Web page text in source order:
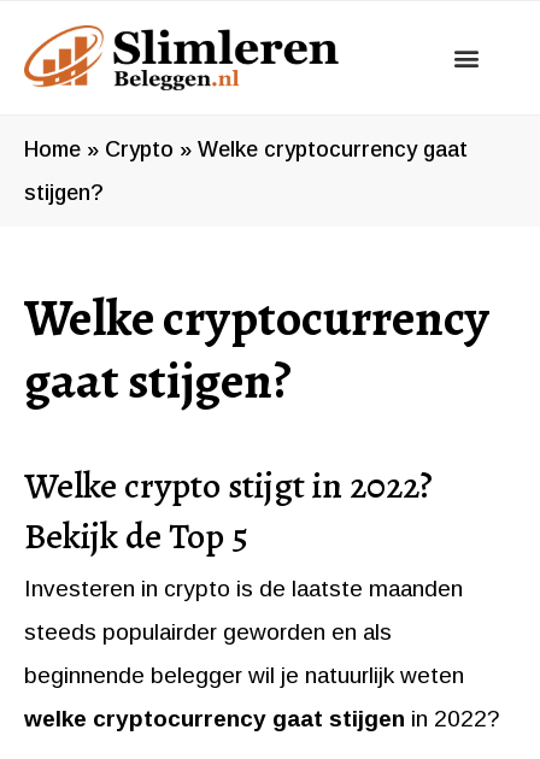
naar
inhoud
Home » Crypto » Welke cryptocurrency gaat
stijgen?
Welke cryptocurrency
gaat stijgen?
Welke crypto stijgt in 2022?
Bekijk de Top 5
Investeren in crypto is de laatste maanden
steeds populairder geworden en als
beginnende belegger wil je natuurlijk weten
welke cryptocurrency gaat stijgen in 2022?